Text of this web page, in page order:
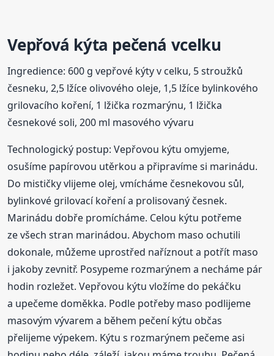
Vepřová kýta pečená vcelku
Ingredience: 600 g vepřové kýty v celku, 5 stroužků
česneku, 2,5 lžíce olivového oleje, 1,5 lžíce bylinkového
grilovacího koření, 1 lžička rozmarýnu, 1 lžička
česnekové soli, 200 ml masového vývaru
Technologický postup: Vepřovou kýtu omyjeme,
osušíme papírovou utěrkou a připravíme si marinádu.
Do mističky vlijeme olej, vmícháme česnekovou sůl,
bylinkové grilovací koření a prolisovaný česnek.
Marinádu dobře promícháme. Celou kýtu potřeme
ze všech stran marinádou. Abychom maso ochutili
dokonale, můžeme uprostřed naříznout a potřít maso
i jakoby zevnitř. Posypeme rozmarýnem a necháme pár
hodin rozležet. Vepřovou kýtu vložíme do pekáčku
a upečeme doměkka. Podle potřeby maso podlijeme
masovým vývarem a během pečení kýtu občas
přelijeme výpekem. Kýtu s rozmarýnem pečeme asi